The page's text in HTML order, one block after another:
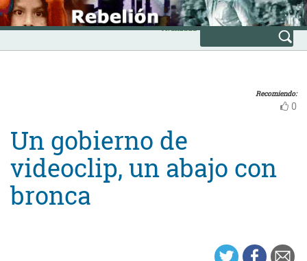
Skip
to
content
INICIO
Avanzada
Recomiendo:
0
Un gobierno de
videoclip, un abajo con
bronca